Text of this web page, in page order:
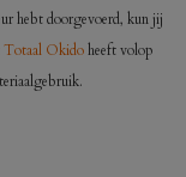
hebt doorgevoerd, kun jij
Totaal Okidoheeft volop